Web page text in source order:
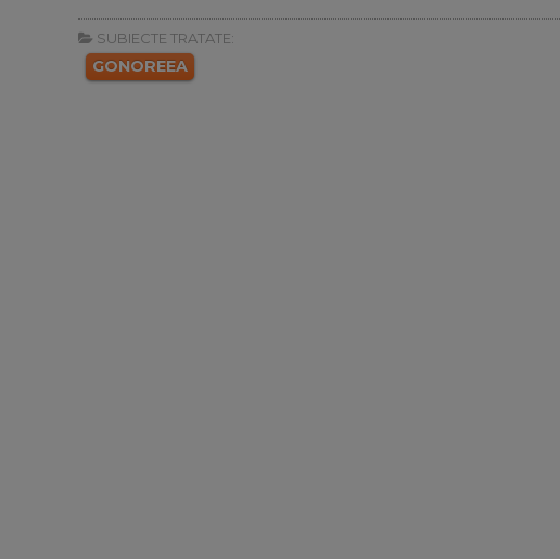
SUBIECTE TRATATE:
GONOREEA